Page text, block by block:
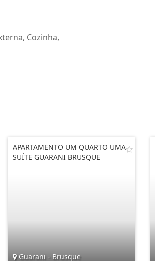
Cozinha,
APARTAMENTO UM QUARTO UMA
SUÍTE GUARANI BRUSQUE
Guarani - Brusque